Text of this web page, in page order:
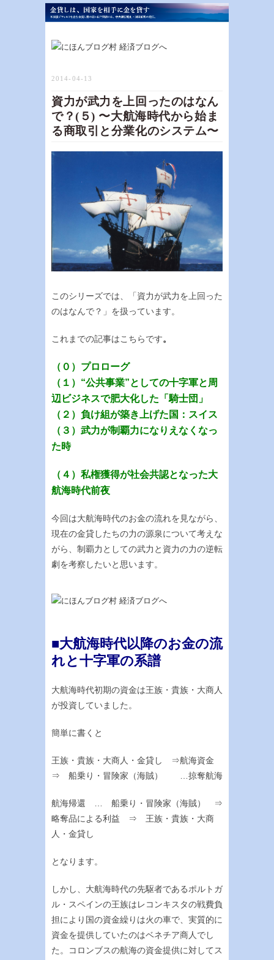
2014-04-13
資力が武力を上回ったのはなん
で？(５) 〜大航海時代から始ま
る商取引と分業化のシステム〜
このシリーズでは、「資力が武力を上回った
のはなんで？」を扱っています。
これまでの記事はこちらです。
（０）プロローグ
（１）“公共事業”としての十字軍と周
辺ビジネスで肥大化した「騎士団」
（２）負け組が築き上げた国：スイス
（３）武力が制覇力になりえなくなっ
た時
（４）私権獲得が社会共認となった大
航海時代前夜
今回は大航海時代のお金の流れを見ながら、
現在の金貸したちの力の源泉について考えな
がら、制覇力としての武力と資力の力の逆転
劇を考察したいと思います。
■大航海時代以降のお金の流
れと十字軍の系譜
大航海時代初期の資金は王族・貴族・大商人
が投資していました。
簡単に書くと
王族・貴族・大商人・金貸し ⇒航海資金
⇒ 船乗り・冒険家（海賊） …掠奪航海
航海帰還 … 船乗り・冒険家（海賊） ⇒
略奪品による利益 ⇒ 王族・貴族・大商
人・金貸し
となります。
しかし、大航海時代の先駆者であるポルトガ
ル・スペインの王族はレコンキスタの戦費負
担により国の資金繰りは火の車で、実質的に
資金を提供していたのはベネチア商人でし
た。コロンブスの航海の資金提供に対してス